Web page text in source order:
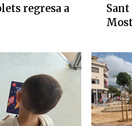
regresa a